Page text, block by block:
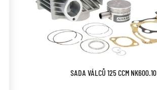
SADA VÁLCŮ 125 CCM NK600.10